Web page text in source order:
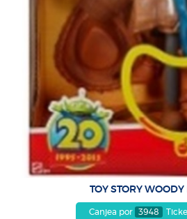
TOY STORY WOODY
Canjea por 3948